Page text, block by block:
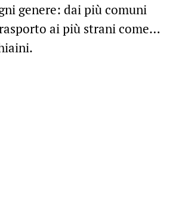
genere: dai più comuni
ai più strani come…